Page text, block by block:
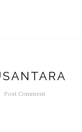
Post Comment